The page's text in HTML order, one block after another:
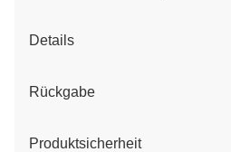
Details
Rückgabe
Produktsicherheit